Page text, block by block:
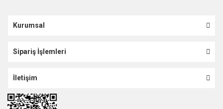
Kurumsal
Sipariş İşlemleri
İletişim